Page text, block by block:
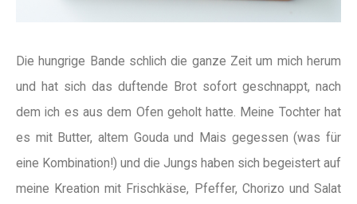
Die hungrige Bande schlich die ganze Zeit um mich herum
und hat sich das duftende Brot sofort geschnappt, nach
dem ich es aus dem Ofen geholt hatte. Meine Tochter hat
es mit Butter, altem Gouda und Mais gegessen (was für
eine Kombination!) und die Jungs haben sich begeistert auf
meine Kreation mit Frischkäse, Pfeffer, Chorizo und Salat